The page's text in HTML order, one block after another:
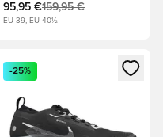
95,95 €159,95 €
EU 39, EU 40½
o registrarsi come
Apre una finestra modale
-25%